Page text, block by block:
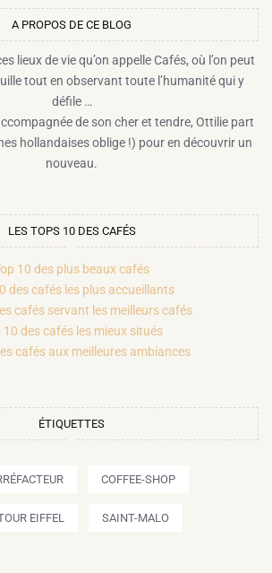
A PROPOS DE CE BLOG​
lieux de vie qu’on appelle Cafés, où l’on peut
tout en observant toute l’humanité qui y
défile …
de son cher et tendre, Ottilie part
hollandaises oblige !) pour en découvrir un
nouveau.
LES TOPS 10 DES CAFÉS
10 des plus beaux cafés
des cafés les plus accueillants
cafés servant les meilleurs cafés
10 des cafés les mieux situés
cafés aux meilleures ambiances
ÉTIQUETTES
COFFEE-SHOP
EIFFEL SAINT-MALO